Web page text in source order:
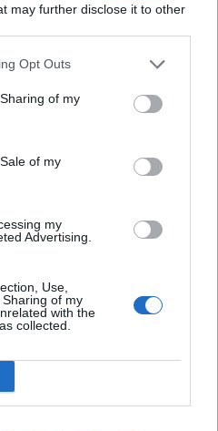
may further disclose it to other
Opt Outs
of my
of my
my
Advertising.
Use,
of my
with the
collected.
è nettamente migliore
trovato giocatori
di fare bene".
partita magnifica, ha